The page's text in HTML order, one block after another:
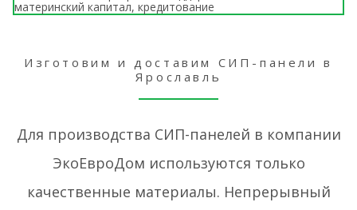
материнский капитал, кредитование
Изготовим и доставим СИП-панели в
Ярославль
Для производства СИП-панелей в компании
ЭкоЕвроДом используются только
качественные материалы. Непрерывный